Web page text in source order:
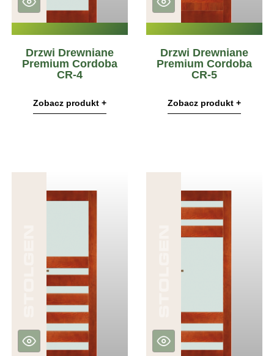
Drzwi Drewniane
Premium Cordoba
CR-4
Zobacz produkt +
Drzwi Drewniane
Premium Cordoba
CR-5
Zobacz produkt +